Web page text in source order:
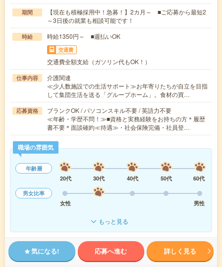
期間
【現在も積極採用中！急募！】2カ月～ ■ご応募から最短2
～3日後の就業も相談可能です！
時給 時給1350円～ ■週払いOK
交通費
交通費全額支給（ガソリン代もOK！）
仕事内容
介護関連
≪少人数施設での生活サポート≫お年寄りたちが自立を目指
して集団生活を送る「グループホーム」。食材の買…
応募資格
ブランクOK / パソコンスキル不要 / 英語力不要
≪年齢・学歴不問！≫■資格と実務経験をお持ちの方＊履歴
書不要＊面談確約≪待遇≫・社会保険完備・社員登…
職場の雰囲気
年齢層
20代
30代 40代 50代
60代
男女比率
女性
男性
もっと見る
気になる! 応募へ進む 詳しく見る